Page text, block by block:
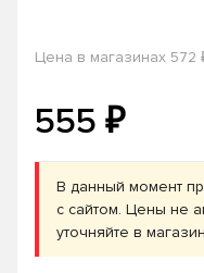
Цена в магазинах 572
555 ₽
В данный момент
с сайтом. Цены не
уточняйте в